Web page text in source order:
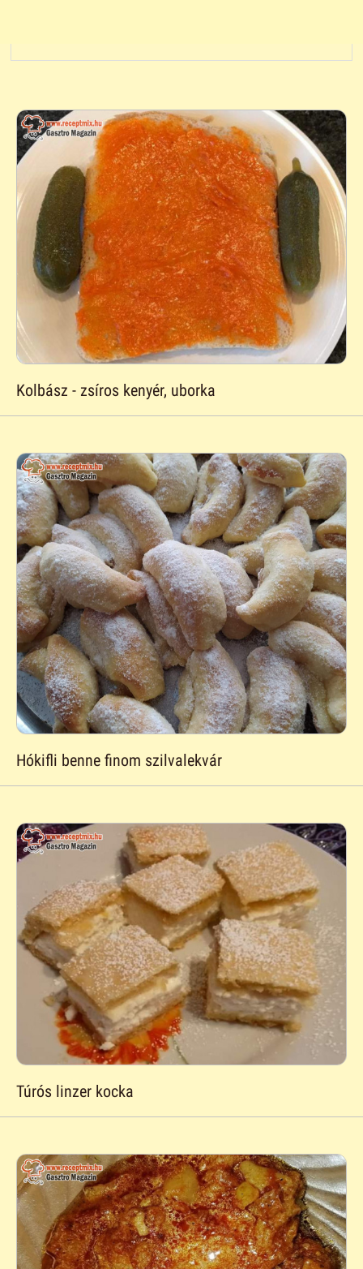
Kolbász - zsíros kenyér, uborka
Hókifli benne finom szilvalekvár
Túrós linzer kocka